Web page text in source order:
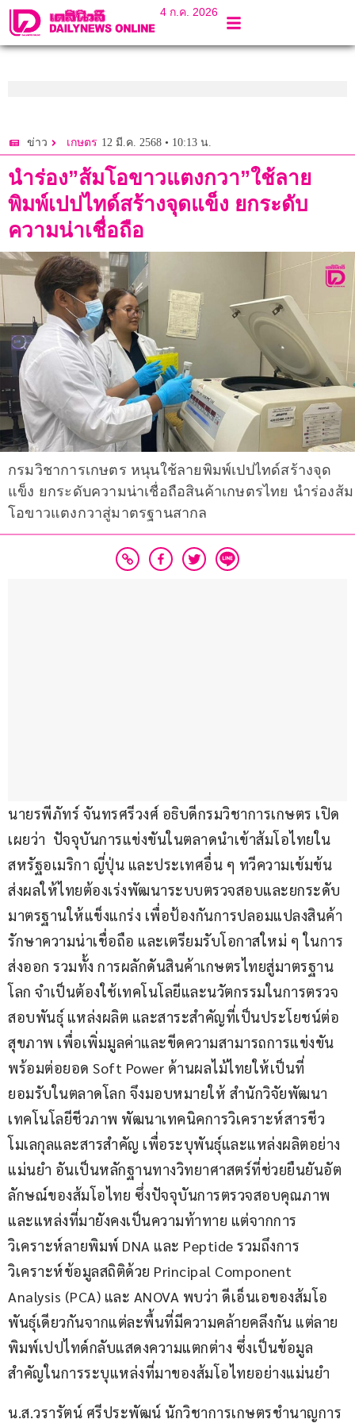
4 ก.ค. 2026
ข่าว เกษตร 12 มี.ค. 2568 • 10:13 น.
นำร่อง”ส้มโอขาวแตงกวา”ใช้ลาย
พิมพ์เปปไทด์สร้างจุดแข็ง ยกระดับ
ความน่าเชื่อถือ
กรมวิชาการเกษตร หนุนใช้ลายพิมพ์เปปไทด์สร้างจุด
แข็ง ยกระดับความน่าเชื่อถือสินค้าเกษตรไทย นำร่องส้ม
โอขาวแตงกวาสู่มาตรฐานสากล
นายรพีภัทร์ จันทรศรีวงศ์ อธิบดีกรมวิชาการเกษตร เปิด
เผยว่า  ปัจจุบันการแข่งขันในตลาดนำเข้าส้มโอไทยใน
สหรัฐอเมริกา ญี่ปุ่น และประเทศอื่น ๆ ทวีความเข้มข้น
ส่งผลให้ไทยต้องเร่งพัฒนาระบบตรวจสอบและยกระดับ
มาตรฐานให้แข็งแกร่ง เพื่อป้องกันการปลอมแปลงสินค้า
รักษาความน่าเชื่อถือ และเตรียมรับโอกาสใหม่ ๆ ในการ
ส่งออก รวมทั้ง การผลักดันสินค้าเกษตรไทยสู่มาตรฐาน
โลก จำเป็นต้องใช้เทคโนโลยีและนวัตกรรมในการตรวจ
สอบพันธุ์ แหล่งผลิต และสาระสำคัญที่เป็นประโยชน์ต่อ
สุขภาพ เพื่อเพิ่มมูลค่าและขีดความสามารถการแข่งขัน
พร้อมต่อยอด Soft Power ด้านผลไม้ไทยให้เป็นที่
ยอมรับในตลาดโลก จึงมอบหมายให้ สำนักวิจัยพัฒนา
เทคโนโลยีชีวภาพ พัฒนาเทคนิคการวิเคราะห์สารชีว
โมเลกุลและสารสำคัญ เพื่อระบุพันธุ์และแหล่งผลิตอย่าง
แม่นยำ อันเป็นหลักฐานทางวิทยาศาสตร์ที่ช่วยยืนยันอัต
ลักษณ์ของส้มโอไทย ซึ่งปัจจุบันการตรวจสอบคุณภาพ
และแหล่งที่มายังคงเป็นความท้าทาย แต่จากการ
วิเคราะห์ลายพิมพ์ DNA และ Peptide รวมถึงการ
วิเคราะห์ข้อมูลสถิติด้วย Principal Component
Analysis (PCA) และ ANOVA พบว่า ดีเอ็นเอของส้มโอ
พันธุ์เดียวกันจากแต่ละพื้นที่มีความคล้ายคลึงกัน แต่ลาย
พิมพ์เปปไทด์กลับแสดงความแตกต่าง ซึ่งเป็นข้อมูล
สำคัญในการระบุแหล่งที่มาของส้มโอไทยอย่างแม่นยำ
น.ส.วรารัตน์ ศรีประพัฒน์ นักวิชาการเกษตรชำนาญการ